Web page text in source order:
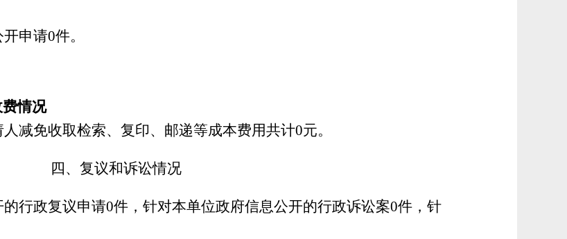
申请0件。
费情况
减免收取检索、复印、邮递等成本费用共计0元。
四、复议和诉讼情况
行政复议申请0件，针对本单位政府信息公开的行政诉讼案0件，针